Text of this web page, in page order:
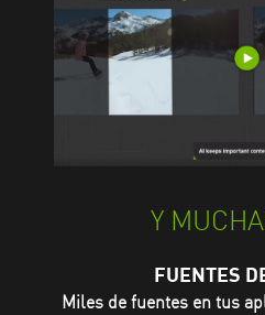
Y
FUENTES
Miles de fuentes en tus